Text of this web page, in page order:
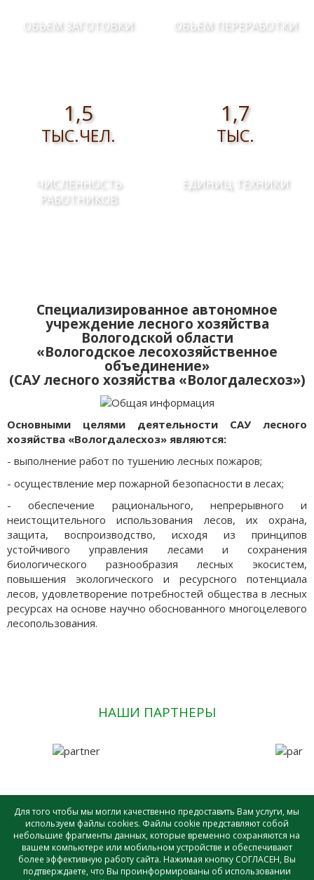
ОБЪЕМ ЗАГОТОВКИ ОБЪЕМ ПЕРЕРАБОТКИ
1,5
ТЫС.ЧЕЛ.
ЧИСЛЕННОСТЬ
РАБОТНИКОВ
1,7
ТЫС.
ЕДИНИЦ ТЕХНИКИ
Специализированное автономное
учреждение лесного хозяйства
Вологодской области
«Вологодское лесохозяйственное
объединение»
(САУ лесного хозяйства «Вологдалесхоз»)
Основными целями деятельности САУ лесного
хозяйства «Вологдалесхоз» являются:
- выполнение работ по тушению лесных пожаров;
- осуществление мер пожарной безопасности в лесах;
- обеспечение рационального, непрерывного и
неистощительного использования лесов, их охрана,
защита, воспроизводство, исходя из принципов
устойчивого управления лесами и сохранения
биологического разнообразия лесных экосистем,
повышения экологического и ресурсного потенциала
лесов, удовлетворение потребностей общества в лесных
ресурсах на основе научно обоснованного многоцелевого
лесопользования.
НАШИ ПАРТНЕРЫ
САУ лесного хозяйства ВО «ВОЛОГДАЛЕСХОЗ» © - 2026 |
Создание и поддержка сайта
Для того чтобы мы могли качественно предоставить Вам услуги, мы
используем файлы cookies. Файлы cookie представляют собой
небольшие фрагменты данных, которые временно сохраняются на
вашем компьютере или мобильном устройстве и обеспечивают
более эффективную работу сайта. Нажимая кнопку СОГЛАСЕН, Вы
подтверждаете, что Вы проинформированы об использовании